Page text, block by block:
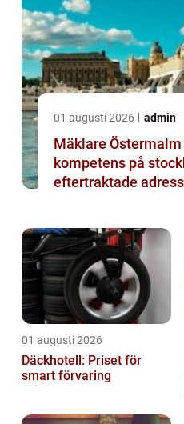
01 augusti 2026 admin
Mäklare Östermalm så hittar du rätt
kompetens på
eftertraktade adress
01 augusti 2026
Däckhotell: Priset för
smart förvaring